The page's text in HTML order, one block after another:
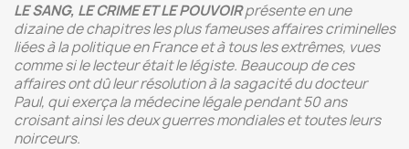
LE SANG, LE CRIME ET LE POUVOIRprésente en une
dizaine de chapitres lesplus fameuses affaires criminelles
liées à la politique en France et à tous lesextrêmes, vues
comme si le lecteur était le légiste. Beaucoup de ces
affairesont dû leur résolution à la sagacité du docteur
Paul, qui exerça la médecinelégale pendant 50 ans
croisant ainsi les deux guerres mondiales et toutesleurs
noirceurs.